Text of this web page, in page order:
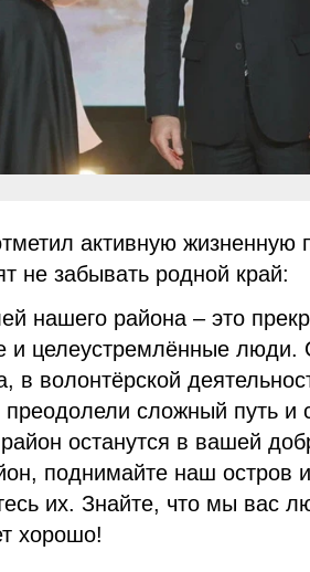
активную жизненную
не забывать родной край:
нашего района – это
и целеустремлённые люди.
в волонтёрской
сложный путь и
останутся в вашей
поднимайте наш остров и
их. Знайте, что мы вас
хорошо!